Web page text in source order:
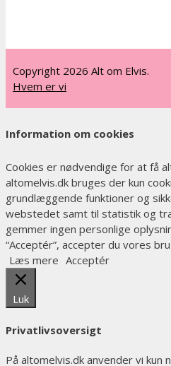
Copyright 2026 Alt om Elvis.
Hvem er vi
Information om cookies
Cookies er nødvendige for at få
altomelvis.dk bruges der kun
grundlæggende funktioner og
webstedet samt til statistik og
gemmer ingen personlige
“Acceptér”, accepter du vores
Læs mere Acceptér
Luk
Privatlivsoversigt
På altomelvis.dk anvender vi kun